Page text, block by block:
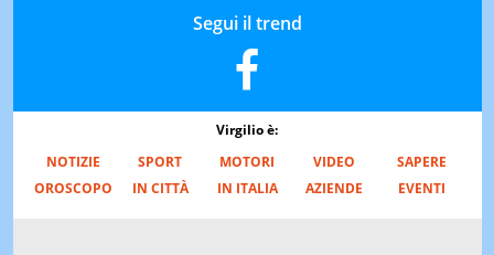
Segui il trend
Virgilio è:
NOTIZIE
SPORT MOTORI VIDEO
SAPERE
OROSCOPO
IN CITTÀ IN ITALIA AZIENDE EVENTI